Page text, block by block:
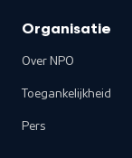
Organisatie
Over NPO
Toegankelijkheid
Pers